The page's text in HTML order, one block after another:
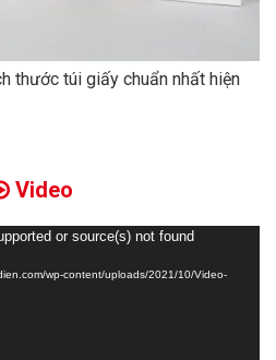
thước túi giấy chuẩn nhất hiện
Video
or source(s) not found
wp-content/uploads/2021/10/Video-